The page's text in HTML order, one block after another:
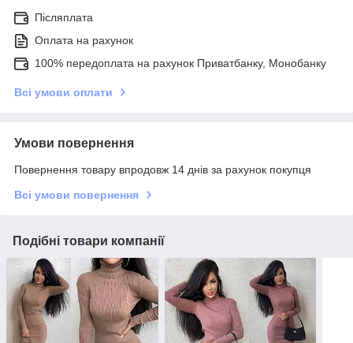
Післяплата
Оплата на рахунок
100% передоплата на рахунок Приватбанку, Монобанку
Всі умови оплати
Умови повернення
Повернення товару впродовж 14 днів за рахунок покупця
Всі умови повернення
Подібні товари компанії